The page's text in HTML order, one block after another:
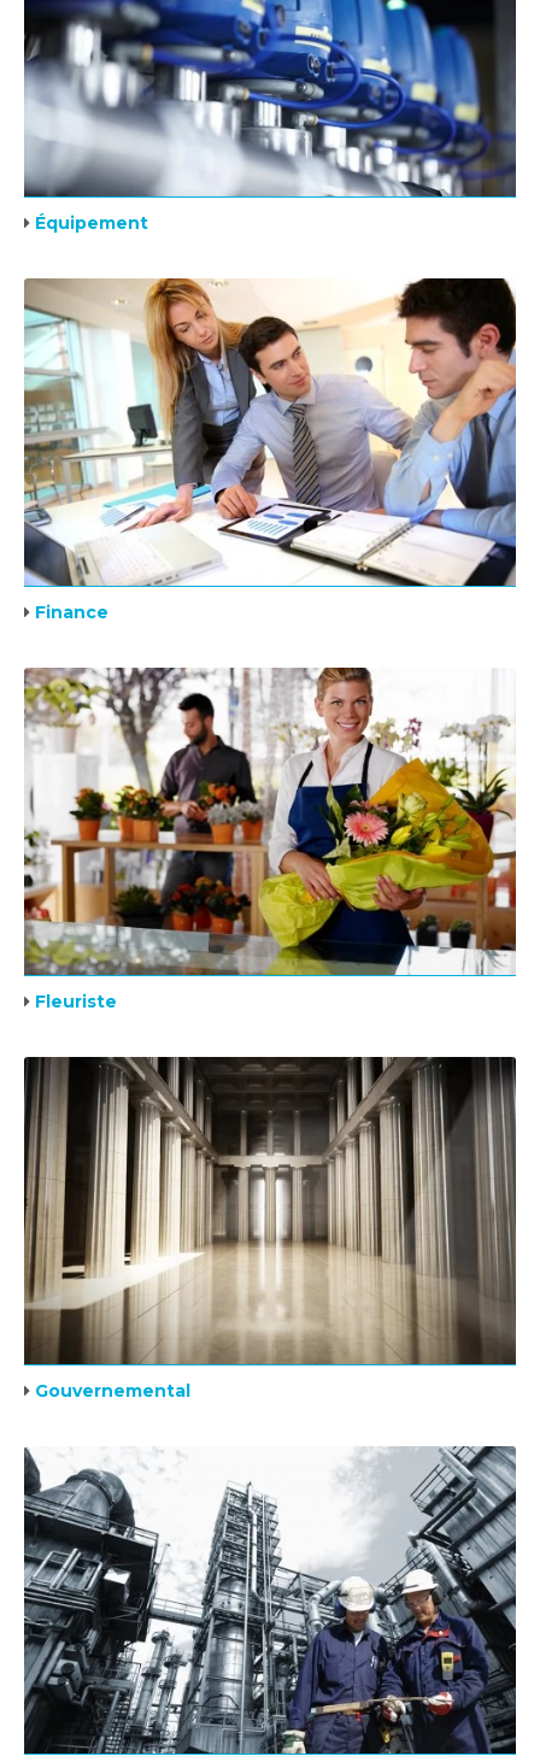
Équipement
Finance
Fleuriste
Gouvernemental